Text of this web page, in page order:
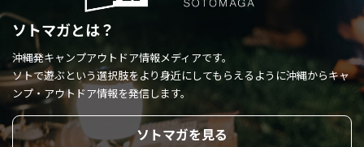
ソトマガとは？
沖縄発キャンプアウトドア情報メディアです。
ソトで遊ぶという選択肢をより身近にしてもらえるように沖縄からキャ
ンプ・アウトドア情報を発信します。
ソトマガを見る